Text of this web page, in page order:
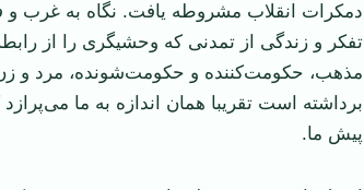
دمكرات انقلاب مشروطه يافت. نگاه به غرب و
تفكر و زندگی از تمدنی كه وحشيگری را از
مذهب، حكومت‌كننده و حكومت‌شونده، ‏مرد و زن،
برداشته است تقريبا همان اندازه به ما
پيش ‏ما.‏